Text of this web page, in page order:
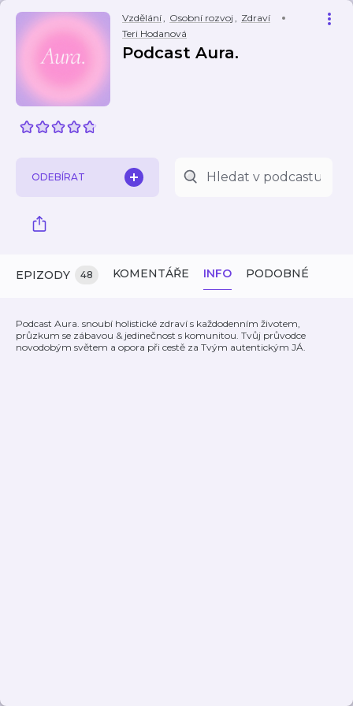
Vzdělání, Osobní rozvoj , Zdraví
Teri Hodanová
Podcast Aura.
ODEBÍRAT
EPIZODY 48 KOMENTÁŘE INFO PODOBNÉ
Podcast Aura. snoubí holistické zdraví s každodenním životem,
průzkum se zábavou & jedinečnost s komunitou. Tvůj průvodce
novodobým světem a opora při cestě za Tvým autentickým JÁ.